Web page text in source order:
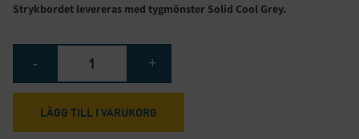
Strykbordet levereras med tygmönster Solid Cool Grey.
-
Connect
mängd
+
LÄGG TILL I VARUKORG